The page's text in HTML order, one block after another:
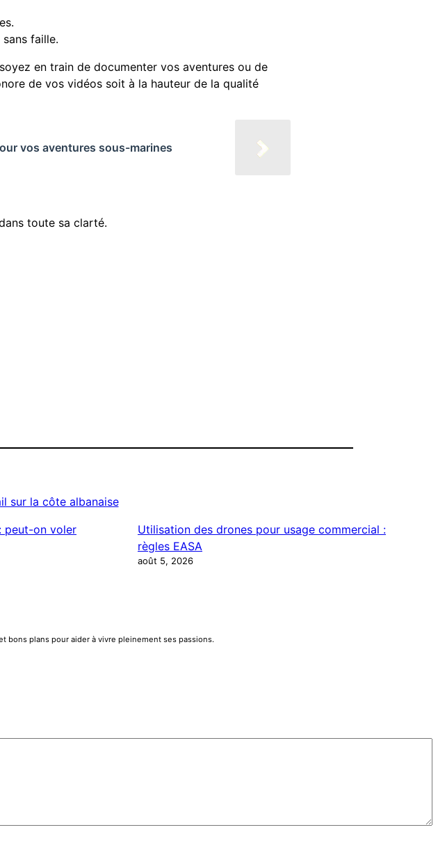
faille.
en train de documenter vos aventures ou de
de vos vidéos soit à la hauteur de la qualité
vos aventures sous-marines
toute sa clarté.
peut-on voler
Utilisation des drones pour usage commercial :
règles EASA
août 5, 2026
bons plans pour aider à vivre pleinement ses passions.